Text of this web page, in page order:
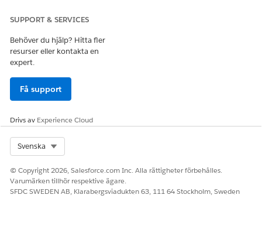
SUPPORT & SERVICES
Behöver du hjälp? Hitta fler
resurser eller kontakta en
expert.
Få support
Drivs av Experience Cloud
Svenska
© Copyright 2026, Salesforce.com Inc. Alla rättigheter förbehålles.
Varumärken tillhör respektive ägare.
SFDC SWEDEN AB, Klarabergsviadukten 63, 111 64 Stockholm, Sweden